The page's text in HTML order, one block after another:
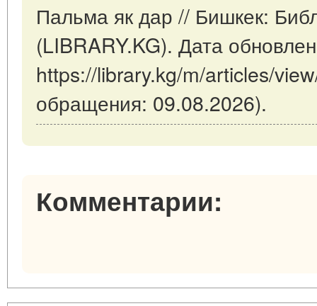
Пальма як дар // Бишкек:
(LIBRARY.KG). Дата
https://library.kg/m/articles/
обращения: 09.08.2026).
Комментарии: